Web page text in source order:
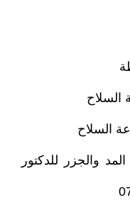
السلاح
السلاح
والجزر للدكتور